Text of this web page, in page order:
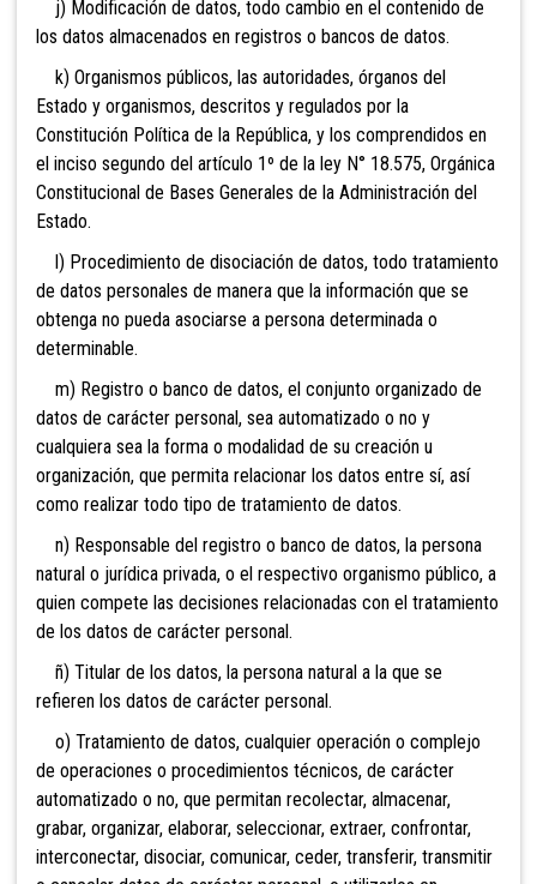
j) Modificación de datos, todo cambio en el contenido de
los datos almacenados en registros o bancos de datos.
k) Organismos públicos, las autoridades, órganos del
Estado y organismos, descritos y regulados por la
Constitución Política de la República, y los comprendidos en
el inciso segundo del artículo 1º de la ley N° 18.575, Orgánica
Constitucional de Bases Generales de la Administración del
Estado.
l) Procedimiento de disociación de datos, todo tratamiento
de datos personales de manera que la información que se
obtenga no pueda asociarse a persona determinada o
determinable.
m) Registro o banco de datos, el conjunto organizado de
datos de carácter personal, sea automatizado o no y
cualquiera sea la forma o modalidad de su creación u
organización, que permita relacionar los datos entre sí, así
como realizar todo tipo de tratamiento de datos.
n) Responsable del registro o banco de datos, la persona
natural o jurídica privada, o el respectivo organismo público, a
quien compete las decisiones relacionadas con el tratamiento
de los datos de carácter personal.
ñ) Titular de los datos, la persona natural a la que se
refieren los datos de carácter personal.
o) Tratamiento de datos, cualquier operación o complejo
de operaciones o procedimientos técnicos, de carácter
automatizado o no, que permitan recolectar, almacenar,
grabar, organizar, elaborar, seleccionar, extraer, confrontar,
interconectar, disociar, comunicar, ceder, transferir, transmitir